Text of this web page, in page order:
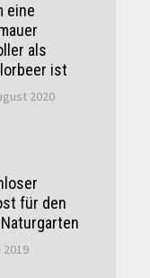
eine
als
ist
2020
für den
2019